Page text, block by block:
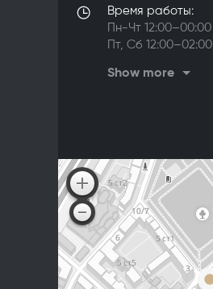
Время работы:
Пн-Чт 12:00–00:00
Пт, Сб 12:00–02:00
Show more